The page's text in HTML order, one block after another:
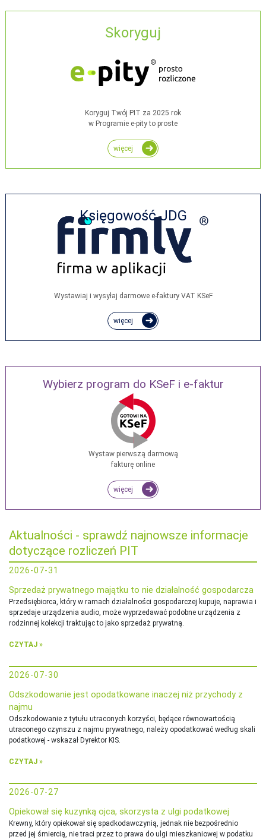
Skoryguj
Koryguj Twój PIT za 2025 rok
w Programie e-pity to proste
więcej
Księgowość JDG
Wystawiaj i wysyłaj darmowe e‑faktury VAT KSeF
więcej
Wybierz program do KSeF i e-faktur
Wystaw pierwszą darmową
fakturę online
więcej
Aktualności - sprawdź najnowsze informacje
dotyczące rozliczeń PIT
2026-07-31
Sprzedaż prywatnego majątku to nie działalność gospodarcza
Przedsiębiorca, który w ramach działalności gospodarczej kupuje, naprawia i
sprzedaje urządzenia audio, może wyprzedawać podobne urządzenia z
rodzinnej kolekcji traktując to jako sprzedaż prywatną.
CZYTAJ »
2026-07-30
Odszkodowanie jest opodatkowane inaczej niż przychody z
najmu
Odszkodowanie z tytułu utraconych korzyści, będące równowartością
utraconego czynszu z najmu prywatnego, należy opodatkować według skali
podatkowej - wskazał Dyrektor KIS.
CZYTAJ »
2026-07-27
Opiekował się kuzynką ojca, skorzysta z ulgi podatkowej
Krewny, który opiekował się spadkodawczynią, jednak nie bezpośrednio
przed jej śmiercią, nie traci przez to prawa do ulgi mieszkaniowej w podatku